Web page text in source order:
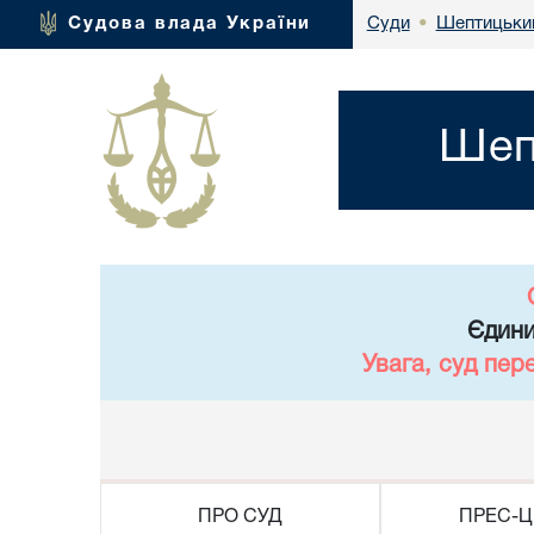
Судова влада України Суди •
Увага, суд
ПРО СУД ПРЕС-